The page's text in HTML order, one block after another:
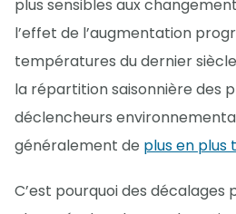
plus sensibles aux
l’effet de l’augmentation
températures du dernier
la répartition saisonnière des
déclencheurs
généralement de plus en plus
C’est pourquoi des décalages